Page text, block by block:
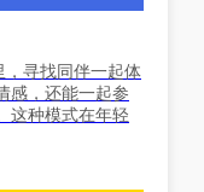
，寻找同伴一起体
感，还能一起参
这种模式在年轻